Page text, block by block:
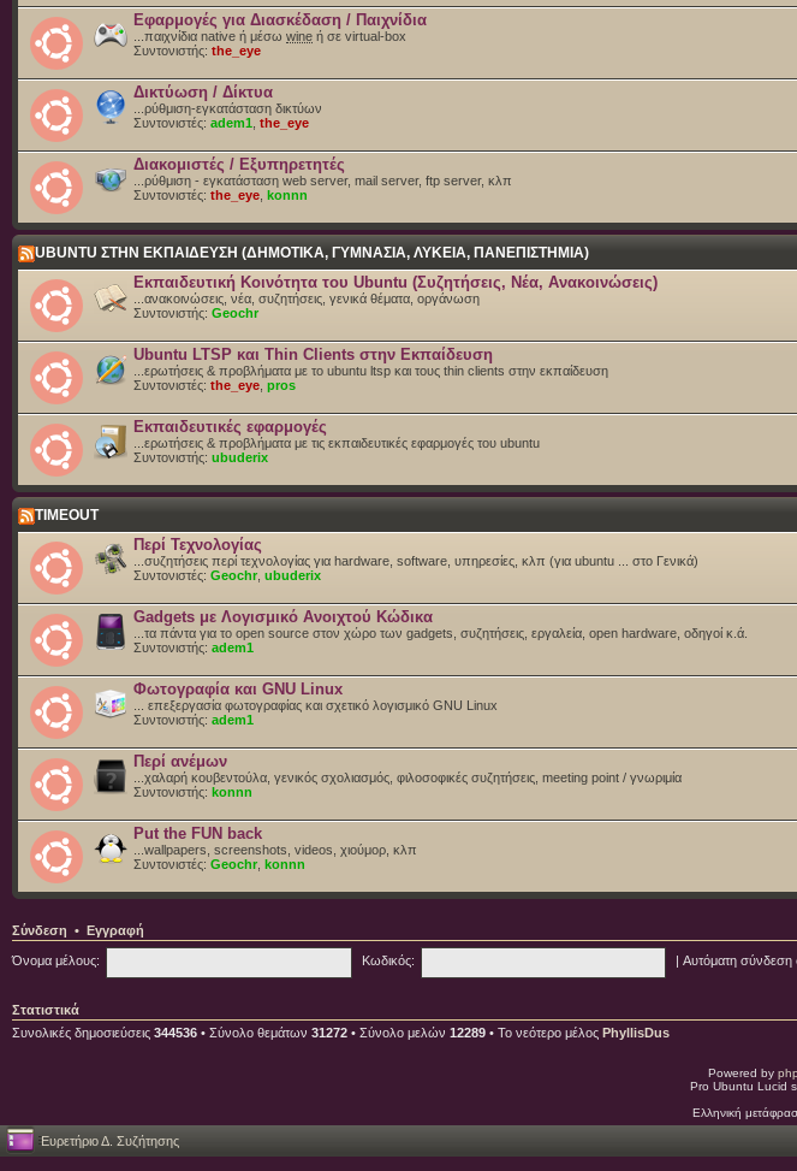
Εφαρμογές για Διασκέδαση / Παιχνίδια
...παιχνίδια native ή μέσω wine ή σε virtual-box
Συντονιστής: the_eye
Δικτύωση / Δίκτυα
...ρύθμιση-εγκατάσταση δικτύων
Συντονιστές: adem1 the_eye
Διακομιστές / Εξυπηρετητές
...ρύθμιση - εγκατάσταση web server, mail server, ftp server, κλπ
Συντονιστές: the_eye konnn
UBUNTU ΣΤΗΝ ΕΚΠΑΙΔΕΥΣΗ (ΔΗΜΟΤΙΚΑ, ΓΥΜΝΑΣΙΑ, ΛΥΚΕΙΑ, ΠΑΝΕΠΙΣΤΗΜΙΑ)
Εκπαιδευτική Κοινότητα του Ubuntu (Συζητήσεις, Νέα, Ανακοινώσεις)
...ανακοινώσεις, νέα, συζητήσεις, γενικά θέματα, οργάνωση
Συντονιστής: Geochr
Ubuntu LTSP και Thin Clients στην Εκπαίδευση
...ερωτήσεις & προβλήματα με το ubuntu ltsp και τους thin clients στην εκπαίδευση
Συντονιστές: the_eye pros
Εκπαιδευτικές εφαρμογές
...ερωτήσεις & προβλήματα με τις εκπαιδευτικές εφαρμογές του ubuntu
Συντονιστής: ubuderix
TIMEOUT
Περί Τεχνολογίας
...συζητήσεις περί τεχνολογίας για hardware, software, υπηρεσίες, κλπ (για ubuntu ... στο Γενικά)
Συντονιστές: Geochr ubuderix
Gadgets με Λογισμικό Ανοιχτού Κώδικα
...τα πάντα για το open source στον χώρο των gadgets, συζητήσεις, εργαλεία, open hardware, οδηγοί κ.ά.
Συντονιστής: adem1
Φωτογραφία και GNU Linux
... επεξεργασία φωτογραφίας και σχετικό λογισμικό GNU Linux
Συντονιστής: adem1
Περί ανέμων
...χαλαρή κουβεντούλα, γενικός σχολιασμός, φιλοσοφικές συζητήσεις, meeting point / γνωριμία
Συντονιστής: konnn
Put the FUN back
...wallpapers, screenshots, videos, χιούμορ, κλπ
Συντονιστές: Geochr konnn
Σύνδεση • Εγγραφή
Όνομα μέλους: Κωδικός: |Αυτόματη
Στατιστικά
Συνολικές δημοσιεύσεις 344536 • Σύνολο θεμάτων 31272 • Σύνολο μελών 12289 • Το νεότερο μέλος PhyllisDus
Powered by
Pro Ubuntu Lucid
Ελληνική
Ευρετήριο Δ. Συζήτησης